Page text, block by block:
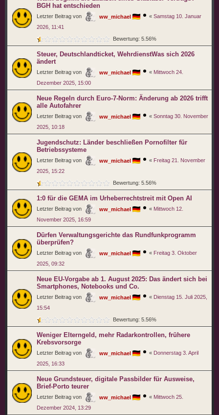
BGH hat entschieden
Letzter Beitrag von ww_michael « Samstag 10. Januar
2026, 11:41
Bewertung: 5.56%
Steuer, Deutschlandticket, WehrdienstWas sich 2026
ändert
Letzter Beitrag von ww_michael « Mittwoch 24.
Dezember 2025, 15:00
Neue Regeln durch Euro-7-Norm: Änderung ab 2026 trifft
alle Autofahrer
Letzter Beitrag von ww_michael « Sonntag 30. November
2025, 10:18
Jugendschutz: Länder beschließen Pornofilter für
Betriebssysteme
Letzter Beitrag von ww_michael « Freitag 21. November
2025, 15:22
Bewertung: 5.56%
1:0 für die GEMA im Urheberrechtstreit mit Open AI
Letzter Beitrag von ww_michael « Mittwoch 12.
November 2025, 16:59
Dürfen Ver­wal­tungs­ge­richte das Rund­funk­pro­gramm
über­prüfen?
Letzter Beitrag von ww_michael « Freitag 3. Oktober
2025, 09:32
Neue EU-Vorgabe ab 1. August 2025: Das ändert sich bei
Smartphones, Notebooks und Co.
Letzter Beitrag von ww_michael « Dienstag 15. Juli 2025,
15:54
Bewertung: 5.56%
Weniger Elterngeld, mehr Radarkontrollen, frühere
Krebsvorsorge
Letzter Beitrag von ww_michael « Donnerstag 3. April
2025, 16:33
Neue Grundsteuer, digitale Passbilder für Ausweise,
Brief-Porto teurer
Letzter Beitrag von ww_michael « Mittwoch 25.
Dezember 2024, 13:29